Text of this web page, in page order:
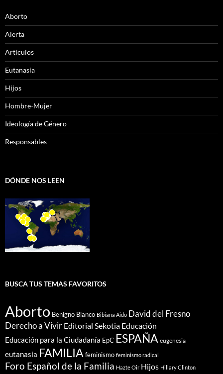
Aborto
Alerta
Artículos
Eutanasia
Hijos
Hombre-Mujer
Ideología de Género
Responsables
DÓNDE NOS LEEN
BUSCA TUS TEMAS FAVORITOS
Aborto Benigno Blanco Bibiana Aido David del Fresno
Derecho a Vivir Editorial Sekotia Educación
Educación para la Ciudadanía EpC ESPAÑA eugenesia
eutanasia FAMILIA feminismo feminismo radical
Foro Español de la Familia Hazte Oir Hijos Hillary Clinton